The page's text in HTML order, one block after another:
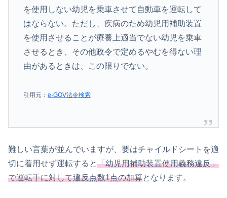
を使用しない幼児を乗車させて自動車を運転して
はならない。ただし、疾病のため幼児用補助装置
を使用させることが療養上適当でない幼児を乗車
させるとき、その他政令で定めるやむを得ない理
由があるときは、この限りでない。
引用元： e-GOV法令検索
難しい言葉が並んでいますが、要はチャイルドシートを適
切に着用せず運転すると「幼児用補助装置使用義務違反」
で運転手に対して違反点数1点の加算となります。